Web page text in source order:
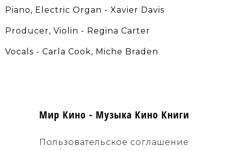
Piano, Electric Organ - Xavier Davis
Producer, Violin - Regina Carter
Vocals - Carla Cook, Miche Braden
Мир Кино - Музыка Кино Книги
Пользовательское соглашение